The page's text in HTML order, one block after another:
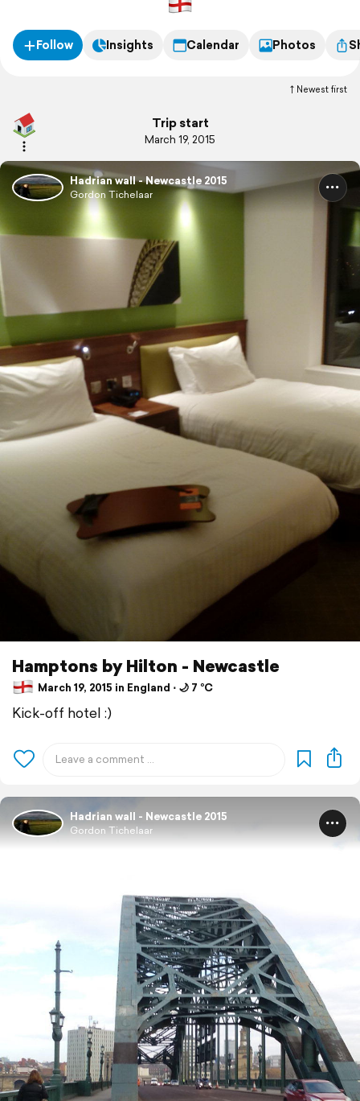
Follow Insights Calendar Photos
Newest first
Trip start
March 19, 2015
Hadrian wall - Newcastle 2015
Gordon Tichelaar
Hamptons by Hilton - Newcastle
March 19, 2015 in England ⋅ 🌙 7 °C
Kick-off hotel :)
Hadrian wall - Newcastle 2015
Gordon Tichelaar